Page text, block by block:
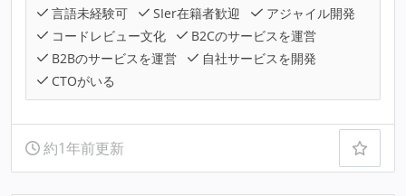
言語未経験可
SIer在籍者歓迎
アジャイル開発
コードレビュー文化
B2Cのサービスを運営
B2Bのサービスを運営
自社サービスを開発
CTOがいる
約1年前更新